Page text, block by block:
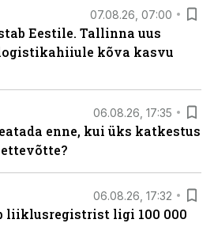
07.08.26, 07:00
Eestile. Tallinna uus
kõva kasvu
06.08.26, 17:35
enne, kui üks katkestus
06.08.26, 17:32
liiklusregistrist ligi 100 000